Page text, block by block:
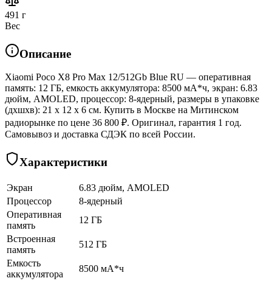
491 г
Вес
Описание
Xiaomi Poco X8 Pro Max 12/512Gb Blue RU — оперативная
память: 12 ГБ, емкость аккумулятора: 8500 мА*ч, экран: 6.83
дюйм, AMOLED, процессор: 8-ядерный, размеры в упаковке
(дхшхв): 21 x 12 x 6 см. Купить в Москве на Митинском
радиорынке по цене 36 800 ₽. Оригинал, гарантия 1 год.
Самовывоз и доставка СДЭК по всей России.
Характеристики
Экран
6.83 дюйм, AMOLED
Процессор
8-ядерный
Оперативная
память
12 ГБ
Встроенная
память
512 ГБ
Емкость
аккумулятора
8500 мА*ч